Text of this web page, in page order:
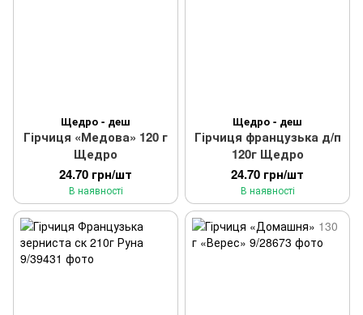
Щедро - деш
Гірчиця «Медова» 120 г
Щедро
24.70 грн/шт
В наявності
Щедро - деш
Гірчиця французька д/п
120г Щедро
24.70 грн/шт
В наявності